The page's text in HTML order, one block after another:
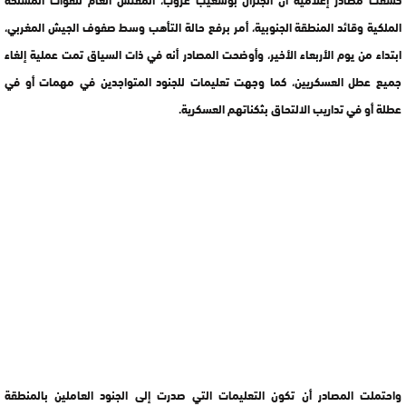
الملكية وقائد المنطقة الجنوبية، أمر برفع حالة التأهب وسط صفوف الجيش المغربي،
ابتداء من يوم الأربعاء الأخير، وأوضحت المصادر أنه في ذات السياق تمت عملية إلغاء
جميع عطل العسكريين، كما وجهت تعليمات للجنود المتواجدين في مهمات أو في
عطلة أو في تداريب الالتحاق بثكناتهم العسكرية.
واحتملت المصادر أن تكون التعليمات التي صدرت إلى الجنود العاملين بالمنطقة